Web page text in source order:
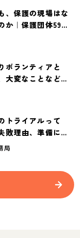
、保護の現場はな
か｜保護団体59団
護犬・保護猫白書
ボランティアと
大変なことなど紹
トライアルって
敗理由、準備に必
局